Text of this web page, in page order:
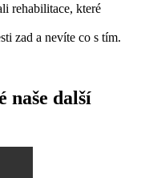
rehabilitace, které
zad a nevíte co s tím.
naše další